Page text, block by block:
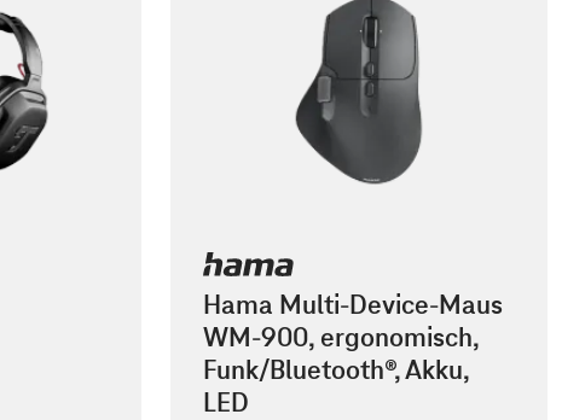
Hama Multi-Device-Maus
WM-900, ergonomisch,
Funk/Bluetooth®, Akku,
LED